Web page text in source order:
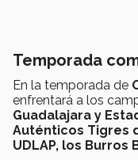
Temporada
En la temporada de
enfrentará a los
Guadalajara y
Auténticos Tigres
UDLAP, los Burros